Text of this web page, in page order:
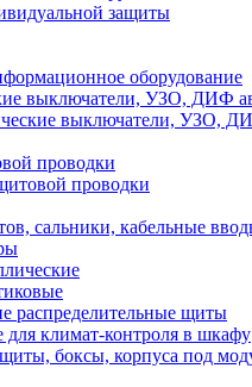
защиты
оборудование
выключатели, УЗО, ДИФ
выключатели, УЗО,
проводки
проводки
сальники, кабельные
распределительные щиты
для климат-контроля в шкафу
боксы, корпуса под